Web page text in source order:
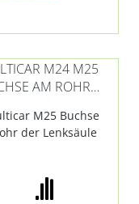
M24 M25
AM ROHR
LENKSÄULE